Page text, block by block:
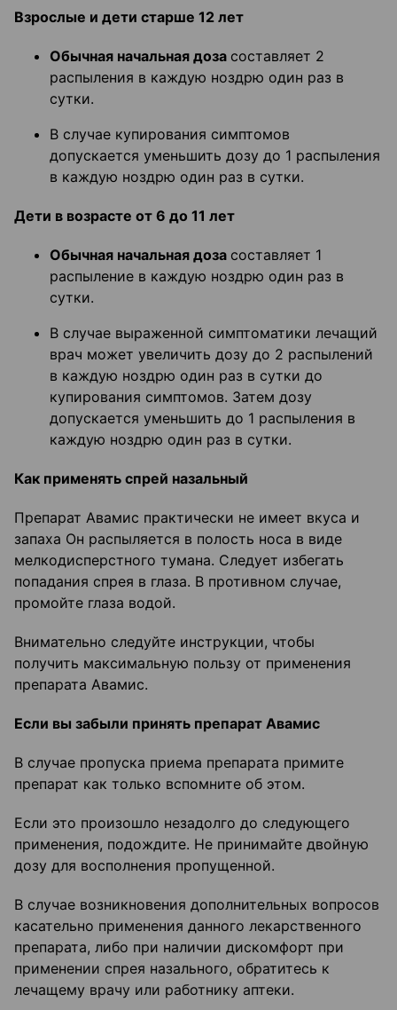
Взрослые и дети старше 12 лет
Обычная начальная доза составляет 2
распыления в каждую ноздрю один раз в
сутки.
В случае купирования симптомов
допускается уменьшить дозу до 1 распыления
в каждую ноздрю один раз в сутки.
Дети в возрасте от 6 до 11 лет
Обычная начальная доза составляет 1
распыление в каждую ноздрю один раз в
сутки.
В случае выраженной симптоматики лечащий
врач может увеличить дозу до 2 распылений
в каждую ноздрю один раз в сутки до
купирования симптомов. Затем дозу
допускается уменьшить до 1 распыления в
каждую ноздрю один раз в сутки.
Как применять спрей назальный
Препарат Авамис практически не имеет вкуса и
запаха Он распыляется в полость носа в виде
мелкодисперстного тумана. Следует избегать
попадания спрея в глаза. В противном случае,
промойте глаза водой.
Внимательно следуйте инструкции, чтобы
получить максимальную пользу от применения
препарата Авамис.
Если вы забыли принять препарат Авамис
В случае пропуска приема препарата примите
препарат как только вспомните об этом.
Если это произошло незадолго до следующего
применения, подождите. Не принимайте двойную
дозу для восполнения пропущенной.
В случае возникновения дополнительных вопросов
касательно применения данного лекарственного
препарата, либо при наличии дискомфорт при
применении спрея назального, обратитесь к
лечащему врачу или работнику аптеки.